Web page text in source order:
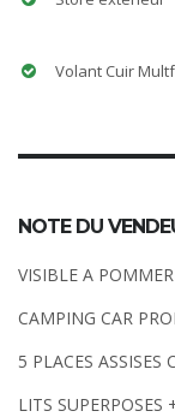
Volant Cuir
NOTE DU
VISIBLE A
CAMPING CAR
5 PLACES ASSISES
LITS